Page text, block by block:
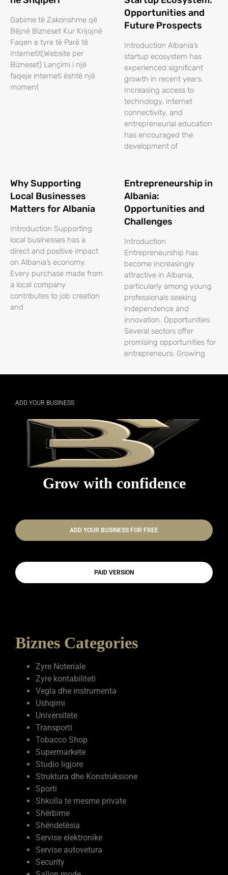
Gabime të Zakonshme që
Bëjnë Bizneset Kur Krijojnë
Faqen e tyre të Parë të
Internetit(Website per
Bizneset) Lançimi i një
faqeje interneti është një
moment
Opportunities and
Future Prospects
Introduction Albania’s
startup ecosystem has
experienced significant
growth in recent years.
Increasing access to
technology, internet
connectivity, and
entrepreneurial education
has encouraged the
development of
Why Supporting
Local Businesses
Matters for Albania
Introduction Supporting
local businesses has a
direct and positive impact
on Albania’s economy.
Every purchase made from
a local company
contributes to job creation
and
Entrepreneurship in
Albania:
Opportunities and
Challenges
Introduction
Entrepreneurship has
become increasingly
attractive in Albania,
particularly among young
professionals seeking
independence and
innovation. Opportunities
Several sectors offer
promising opportunities for
entrepreneurs: Growing
ADD YOUR BUSINESS
Grow with confidence
ADD YOUR BUSINESS FOR FREE
PAID VERSION
Biznes Categories
Zyre Noteriale
Zyre kontabiliteti
Vegla dhe instrumenta
Ushqimi
Universitete
Transporti
Tobacco Shop
Supermarkete
Studio ligjore
Struktura dhe Konstruksione
Sporti
Shkolla te mesme private
Shërbime
Shëndetësia
Servise elektronike
Servise autovetura
Security